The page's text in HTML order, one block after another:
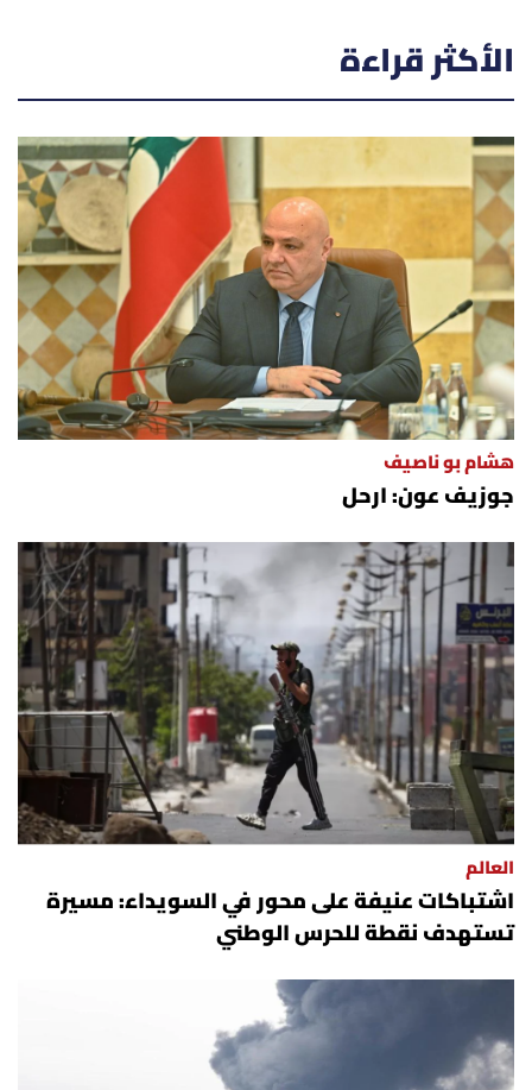
الأكثر قراءة
هشام بو ناصيف
جوزيف عون: ارحل
العالم
اشتباكات عنيفة على محور في السويداء: مسيرة
تستهدف نقطة للحرس الوطني